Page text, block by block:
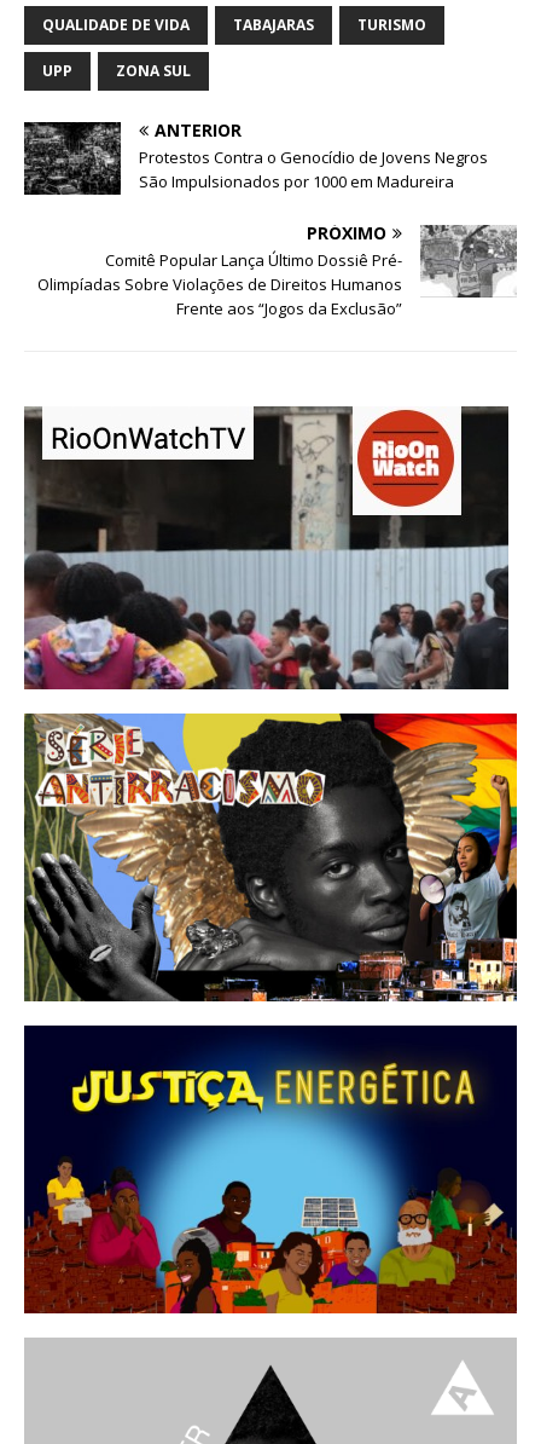
QUALIDADE DE VIDA TABAJARAS TURISMO
UPP ZONA SUL
ANTERIOR
Protestos Contra o Genocídio de Jovens Negros
São Impulsionados por 1000 em Madureira
PRÓXIMO
Comitê Popular Lança Último Dossiê Pré-
Olimpíadas Sobre Violações de Direitos Humanos
Frente aos “Jogos da Exclusão”